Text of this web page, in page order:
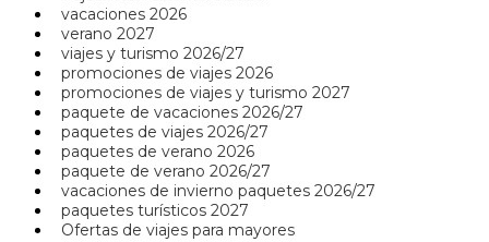
vacaciones 2026
verano 2027
viajes y turismo 2026/27
promociones de viajes 2026
promociones de viajes y turismo 2027
paquete de vacaciones 2026/27
paquetes de viajes 2026/27
paquetes de verano 2026
paquete de verano 2026/27
vacaciones de invierno paquetes 2026/27
paquetes turísticos 2027
Ofertas de viajes para mayores